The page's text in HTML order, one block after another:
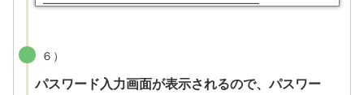
６）
パスワード入力画面が表示されるので、パスワー